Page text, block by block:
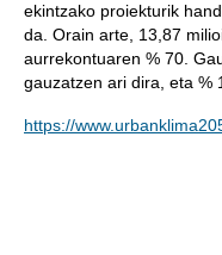
ekintzako proiekturik
da. Orain arte, 13,87
aurrekontuaren % 70.
gauzatzen ari dira, eta %
https://